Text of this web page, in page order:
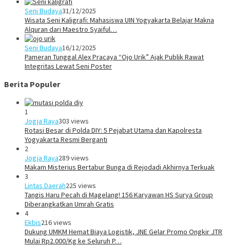
Seni Budaya31/12/2025
Wisata Seni Kaligrafi: Mahasiswa UIN Yogyakarta Belajar Makna
Alquran dari Maestro Syaiful…
Seni Budaya16/12/2025
Pameran Tunggal Alex Pracaya “Ojo Urik” Ajak Publik Rawat
Integritas Lewat Seni Poster
Berita Populer
1
Jogja Raya303 views
Rotasi Besar di Polda DIY: 5 Pejabat Utama dan Kapolresta
Yogyakarta Resmi Berganti
2
Jogja Raya289 views
Makam Misterius Bertabur Bunga di Rejodadi Akhirnya Terkuak
3
Lintas Daerah225 views
Tangis Haru Pecah di Magelang! 156 Karyawan HS Surya Group
Diberangkatkan Umrah Gratis
4
Ekbis216 views
Dukung UMKM Hemat Biaya Logistik, JNE Gelar Promo Ongkir JTR
Mulai Rp2.000/Kg ke Seluruh P…